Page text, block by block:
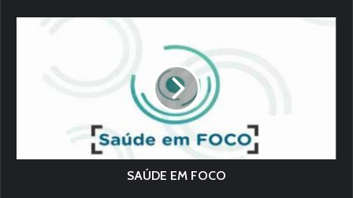
SAÚDE EM FOCO